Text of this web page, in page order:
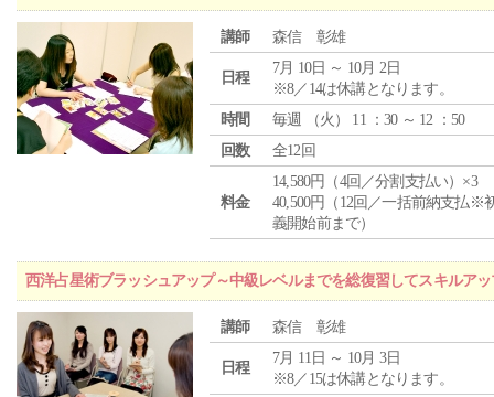
講師 森信 彰雄
日程
7月 10日 ～ 10月 2日
※8／14は休講となります。
時間
毎週 （火 ） 11 ：30 ～ 12 ：50
回数
全12回
料金
14,580円（4回／分割支払い）×3
40,500円（12回／一括前納支払※
義開始前まで）
西洋占星術ブラッシュアップ～中級レベルまでを総復習してスキルア
講師 森信 彰雄
日程
7月 11日 ～ 10月 3日
※8／15は休講となります。